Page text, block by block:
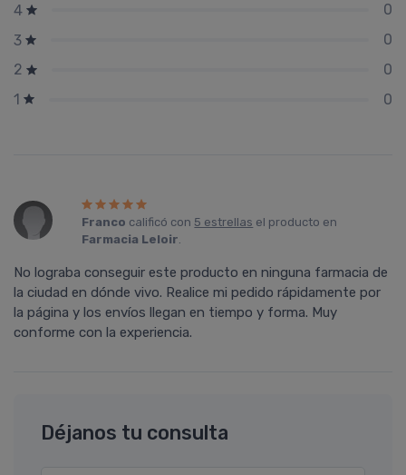
4
0
3
0
2
0
1
0
Franco calificó con 5 estrellas el producto en
Farmacia Leloir.
No lograba conseguir este producto en ninguna farmacia de
la ciudad en dónde vivo. Realice mi pedido rápidamente por
la página y los envíos llegan en tiempo y forma. Muy
conforme con la experiencia.
Déjanos tu consulta